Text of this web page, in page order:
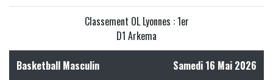
Classement OL Lyonnes : 1er
D1 Arkema
Basketball Masculin Samedi 16 Mai 2026